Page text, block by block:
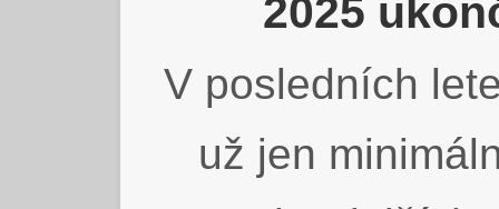
2025
V posledních
už jen